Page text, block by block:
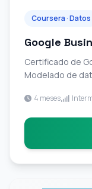
Coursera · Datos
Google
Certificado de
Modelado de
4 meses